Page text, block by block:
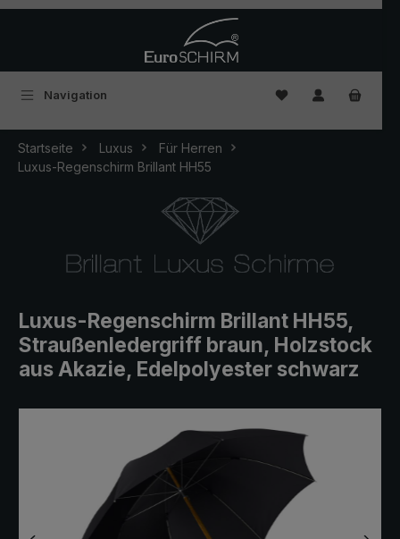
Navigation Du hast 0
Startseite Luxus
Für Herren
Luxus-Regenschirm Brillant HH55
Luxus-Regenschirm Brillant HH55,
Straußenledergriff braun, Holzstock
aus Akazie, Edelpolyester schwarz